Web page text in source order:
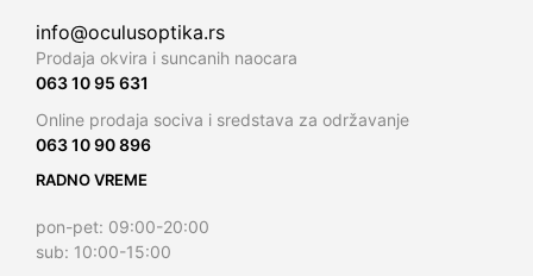
info@oculusoptika.rs
Prodaja okvira i suncanih naocara
063 10 95 631
Online prodaja sociva i sredstava za održavanje
063 10 90 896
RADNO VREME
pon-pet: 09:00-20:00
sub: 10:00-15:00